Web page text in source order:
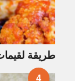
طريقة
4